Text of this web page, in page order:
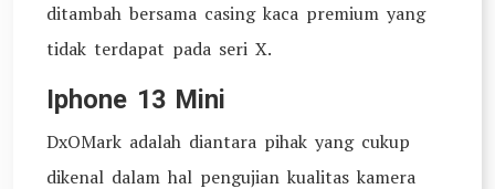
ditambah bersama casing kaca premium yang
tidak terdapat pada seri X.
Iphone 13 Mini
DxOMark adalah diantara pihak yang cukup
dikenal dalam hal pengujian kualitas kamera